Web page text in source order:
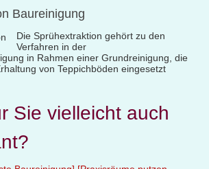
Baureinigung
Die Sprühextraktion gehört zu den
Verfahren in der
in Rahmen einer Grundreinigung, die
von Teppichböden eingesetzt
Sie vielleicht auch